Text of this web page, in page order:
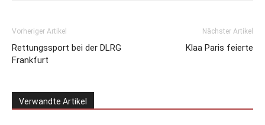
Vorheriger Artikel
Rettungssport bei der DLRG
Frankfurt
Nächster Artikel
Klaa Paris feierte
Verwandte Artikel